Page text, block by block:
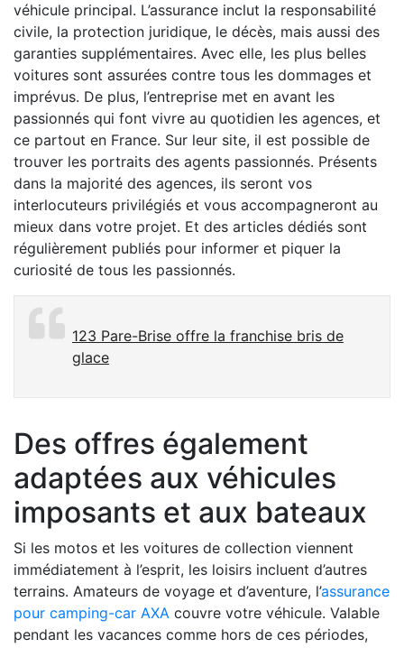
véhicule principal. L’assurance inclut la responsabilité
civile, la protection juridique, le décès, mais aussi des
garanties supplémentaires. Avec elle, les plus belles
voitures sont assurées contre tous les dommages et
imprévus. De plus, l’entreprise met en avant les
passionnés qui font vivre au quotidien les agences, et
ce partout en France. Sur leur site, il est possible de
trouver les portraits des agents passionnés. Présents
dans la majorité des agences, ils seront vos
interlocuteurs privilégiés et vous accompagneront au
mieux dans votre projet. Et des articles dédiés sont
régulièrement publiés pour informer et piquer la
curiosité de tous les passionnés.
123 Pare-Brise offre la franchise bris de
glace
Des offres également
adaptées aux véhicules
imposants et aux bateaux
Si les motos et les voitures de collection viennent
immédiatement à l’esprit, les loisirs incluent d’autres
terrains. Amateurs de voyage et d’aventure, l’assurance
pour camping-car AXA couvre votre véhicule. Valable
pendant les vacances comme hors de ces périodes,